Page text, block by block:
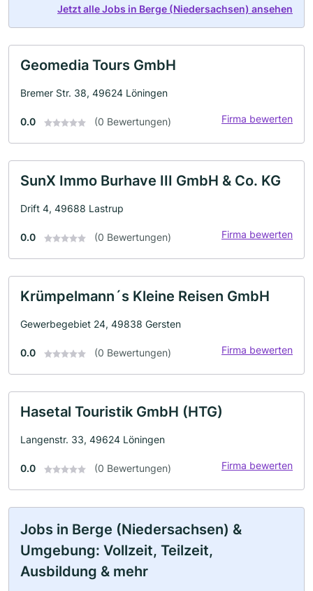
Jetzt alle Jobs in Berge (Niedersachsen) ansehen
Geomedia Tours GmbH
Bremer Str. 38, 49624 Löningen
0.0 (0 Bewertungen) Firma bewerten
SunX Immo Burhave III GmbH & Co. KG
Drift 4, 49688 Lastrup
0.0 (0 Bewertungen) Firma bewerten
Krümpelmann´s Kleine Reisen GmbH
Gewerbegebiet 24, 49838 Gersten
0.0 (0 Bewertungen) Firma bewerten
Hasetal Touristik GmbH (HTG)
Langenstr. 33, 49624 Löningen
0.0 (0 Bewertungen) Firma bewerten
Jobs in Berge (Niedersachsen) &
Umgebung: Vollzeit, Teilzeit,
Ausbildung & mehr